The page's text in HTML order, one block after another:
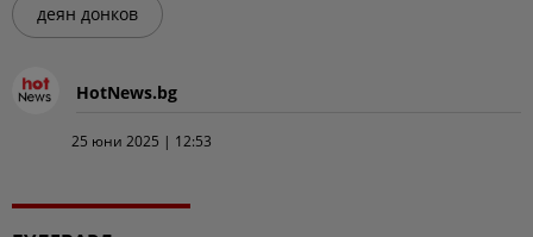
деян донков
HotNews.bg
25 юни 2025 | 12:53